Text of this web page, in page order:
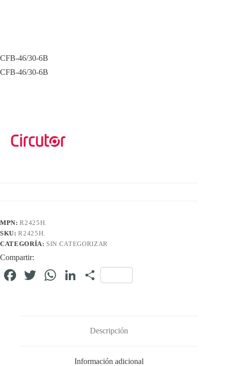
CFB-46/30-6B
CFB-46/30-6B
MPN:R2425H.
SKU:R2425H.
CATEGORÍA: SIN CATEGORIZAR
Compartir:
Fa T
W
Li
In
C
pa
rti
r
Descripción
Información adicional